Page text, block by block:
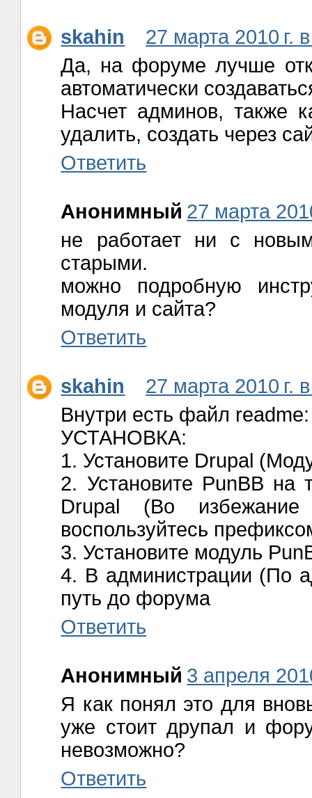
skahin
27 марта 2010 г.
Да, на форуме лучше
автоматически
Насчет админов, также
удалить, создать через
Ответить
Анонимный 27 марта
не работает ни с
старыми.
можно подробную
модуля и сайта?
Ответить
skahin
27 марта 2010 г.
Внутри есть файл readme:
УСТАНОВКА:
1. Установите Drupal
2. Установите PunBB
Drupal (Во избежание
воспользуйтесь
3. Установите модуль
4. В администрации (По
путь до форума
Ответить
Анонимный 3 апреля
Я как понял это для
уже стоит друпал и
невозможно?
Ответить